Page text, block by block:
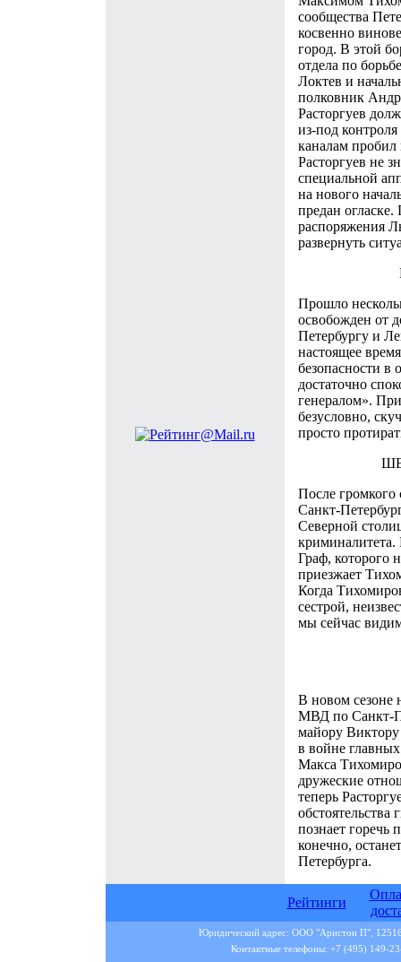
сообщества
косвенно
город. В этой
отдела по
Локтев и
полковник
Расторгуев
из-под
каналам пробил
Расторгуев не
специальной
на нового
предан
распоряжения
развернуть
Прошло
освобожден от
Петербургу и
настоящее
безопасности в
достаточно
генералом».
безусловно,
просто
После громкого
Санкт-
Северной
криминалитета.
Граф, которого
приезжает
Когда
сестрой,
мы сейчас
В новом сезоне
МВД по Санкт-
майору Виктору
в войне
Макса
дружеские
теперь
познает горечь
конечно,
Петербурга.
Рейтинги
Юридический адрес: ООО "Аристон П",
Контактные телефоны: +7 (495) 149-